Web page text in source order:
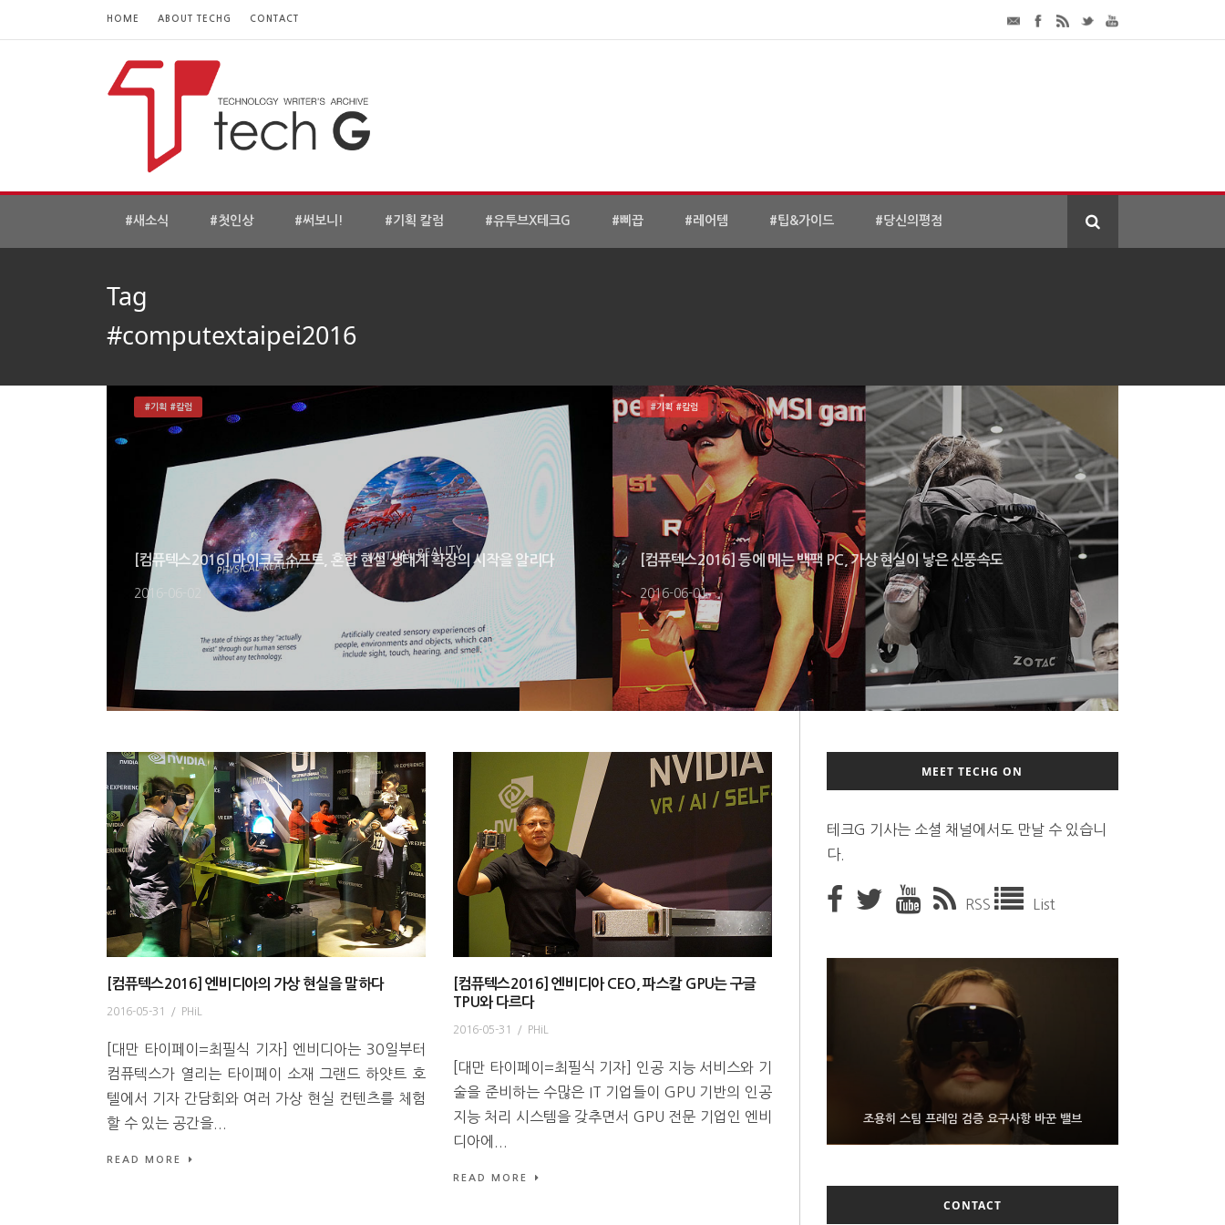
HOME ABOUT TECHG CONTACT
#새소식 #첫인상 #써보니! #기획 칼럼 #유투브X테크G #삐끕 #레어템 #팁&가이드 #당신의평점
Tag
#computextaipei2016
[컴퓨텍스2016] 마이크로소프트, 혼합 현실 생태계 확장의 시작을 알리다
2016-06-02
#기획 #칼럼
[컴퓨텍스2016] 등에 메는 백팩 PC, 가상 현실이 낳은 신풍속도
2016-06-01
#기획 #칼럼
[컴퓨텍스2016] 엔비디아의 가상 현실을 말하다
2016-05-31 / PHiL
[대만 타이페이=최필식 기자] 엔비디아는 30일부터
컴퓨텍스가 열리는 타이페이 소재 그랜드 하얏트 호
텔에서 기자 간담회와 여러 가상 현실 컨텐츠를 체험
할 수 있는 공간을...
READ MORE
[컴퓨텍스2016] 엔비디아 CEO, 파스칼 GPU는 구글
TPU와 다르다
2016-05-31 / PHiL
[대만 타이페이=최필식 기자] 인공 지능 서비스와 기
술을 준비하는 수많은 IT 기업들이 GPU 기반의 인공
지능 처리 시스템을 갖추면서 GPU 전문 기업인 엔비
디아에...
READ MORE
MEET TECHG ON
테크G 기사는 소셜 채널에서도 만날 수 있습니
다.
RSS List
조용히 스팀 프레임 검증 요구사항 바꾼 밸브
9월 4일부터 서비스 접는 안드로이드 장치용 구글 어
시스턴트
FMS 2026서 차세대 3D 메모리 ZHBM·ZNAND-O
모형 처음 선보인 삼성전자
CONTACT